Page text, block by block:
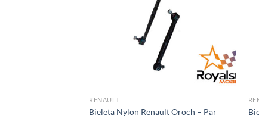
RENAULT
Bieleta Nylon Renault Oroch – Par